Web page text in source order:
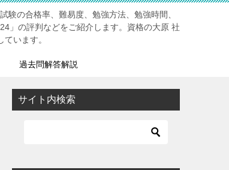
験の合格率、難易度、勉強方法、勉強時間、
」の評判などをご紹介します。資格の大原 社
います。
過去問解答解説
サイト内検索